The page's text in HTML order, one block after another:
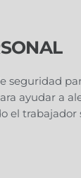
seguridad
ayudar a
el trabajador